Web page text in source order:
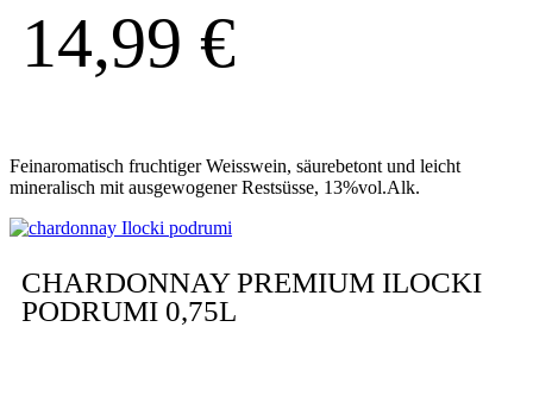
14,99 €
Feinaromatisch fruchtiger Weisswein, säurebetont und leicht
mineralisch mit ausgewogener Restsüsse, 13%vol.Alk.
CHARDONNAY PREMIUM ILOCKI
PODRUMI 0,75L